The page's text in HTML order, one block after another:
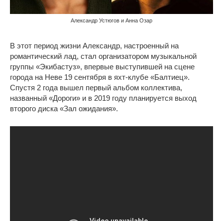
Александр Устюгов и Анна Озар
В этот период жизни Александр, настроенный на
романтический лад, стал организатором музыкальной
группы «Экибастуз», впервые выступившей на сцене
города на Неве 19 сентября в яхт-клубе «Балтиец».
Спустя 2 года вышел первый альбом коллектива,
названный «Дороги» и в 2019 году планируется выход
второго диска «Зал ожидания».